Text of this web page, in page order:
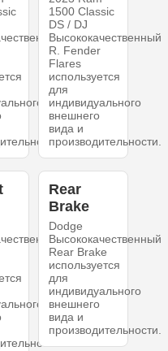
1500 Classic
DS / DJ
Высококачественный
R. Fender
Flares
используется
для
индивидуального
внешнего
вида и
производительности.
Rear
Brake
Dodge
Высококачественный
Rear Brake
используется
для
индивидуального
внешнего
вида и
производительности.